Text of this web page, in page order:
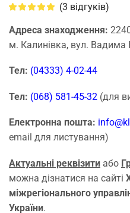
(3 відгуків)
Адреса знаходження:
м. Калинівка, вул. Вадима
Тел: (04333) 4-02-44
Тел: (068) 581-45-32 (для
Електронна пошта:
email для листування)
Актуальні реквізити або
можна дізнатися на сайті
міжрегіонального
України.